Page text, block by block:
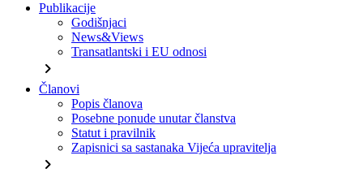
Publikacije
Godišnjaci
News&Views
Transatlantski i EU odnosi
chevron_right
Članovi
Popis članova
Posebne ponude unutar članstva
Statut i pravilnik
Zapisnici sa sastanaka Vijeća upravitelja
chevron_right